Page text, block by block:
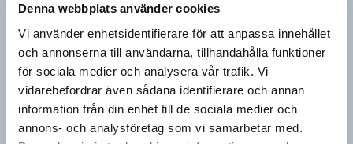
Denna webbplats använder cookies
Vi använder enhetsidentifierare för att anpassa innehållet
och annonserna till användarna, tillhandahålla funktioner
för sociala medier och analysera vår trafik. Vi
vidarebefordrar även sådana identifierare och annan
information från din enhet till de sociala medier och
annons- och analysföretag som vi samarbetar med.